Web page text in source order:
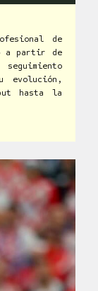
de
a partir de
evolución,
hasta la